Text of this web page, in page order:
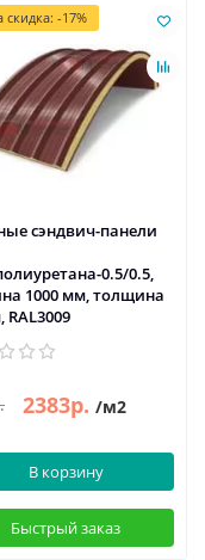
скидка: -17%
сэндвич-панели
0.5/0.5,
1000 мм, толщина
RAL3009
2383р. /м2
В корзину
Быстрый заказ